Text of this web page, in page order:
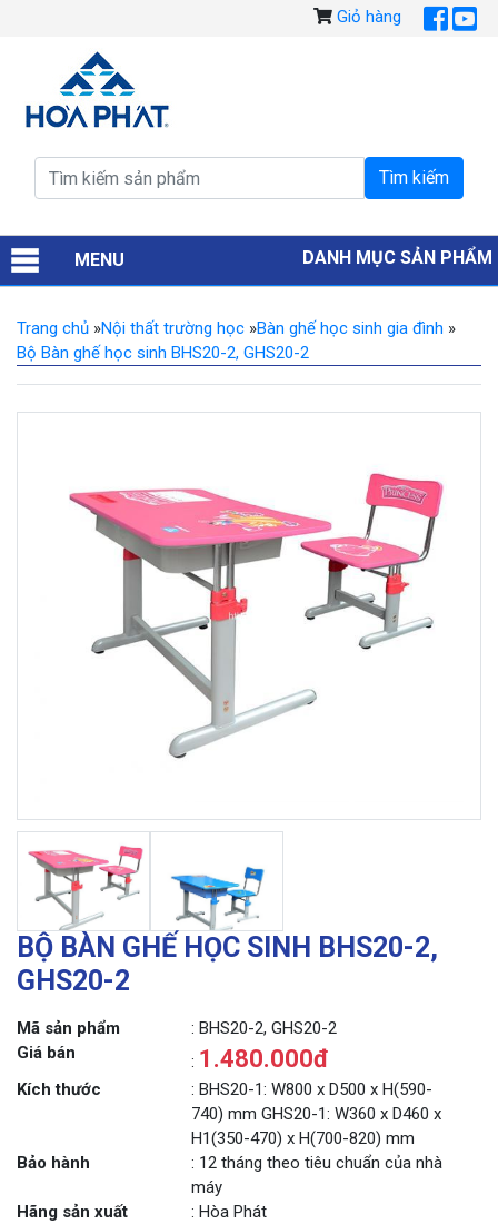
Giỏ hàng
MENU DANH MỤC SẢN PHẨM
Trang chủ »Nội thất trường học »Bàn ghế học sinh gia đình »
Bộ Bàn ghế học sinh BHS20-2, GHS20-2
BỘ BÀN GHẾ HỌC SINH BHS20-2,
GHS20-2
Mã sản phẩm
: BHS20-2, GHS20-2
Giá bán
: 1.480.000đ
Kích thước
: BHS20-1: W800 x D500 x H(590-
740) mm GHS20-1: W360 x D460 x
H1(350-470) x H(700-820) mm
Bảo hành
: 12 tháng theo tiêu chuẩn của nhà
máy
Hãng sản xuất
: Hòa Phát